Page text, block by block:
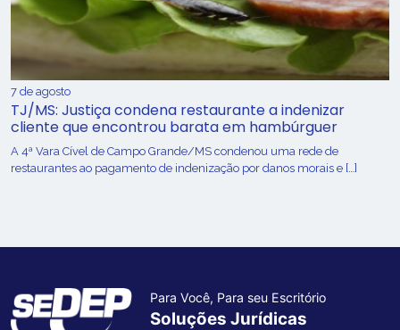
7 de agosto
TJ/MS: Justiça condena restaurante a indenizar
cliente que encontrou barata em hambúrguer
A 4ª Vara Cível de Campo Grande/MS condenou uma rede de
restaurantes ao pagamento de indenização por danos morais e […]
Para Você, Para seu Escritório
Soluções Jurídicas